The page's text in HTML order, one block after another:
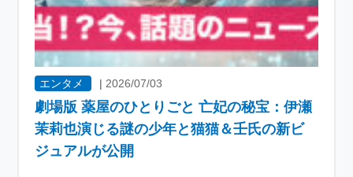
エンタメ |2026/07/03
劇場版 薬屋のひとりごと 亡妃の秘宝：伊瀬
茉莉也演じる謎の少年と猫猫＆壬氏の新ビ
ジュアルが公開